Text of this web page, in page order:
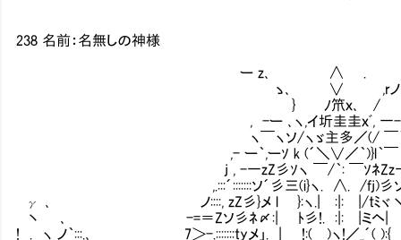
238 名前：名無しの神様
ー z､ ∧ . , 一 かまわない。
ゝ､ ∨ ,rノ
} ﾉ笊ｘ､ / 神が直接転生テ
, -ー ､ヽ,イ圻圭圭ｘﾞ, 一- ､ プライド
ヽ￣ヽソ/ヽゞ主多／(/ ￣｀
,- ー｀,ーｿ k (´＼∨／｀)}l｀￣
j , -一zZ彡ｿヽ ￣/｀:
,.:::´:::::::ソ´彡三(i}ヽ. ∧. /fj)
γ ､ ノ::::, zZ彡}メ l }:ヽ.| :|: |/tﾐヾ丶
丶 ､ -=＝Zソ彡ﾈ〆:| ﾄ彡!. :|: |ミヘ| } 寸z
! . ヽ ノ｀:::.､ 7＞-.:::::::tyメ」. | !:( )ヽ!／